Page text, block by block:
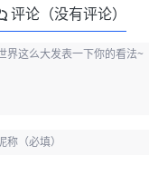
评论（没有评论）